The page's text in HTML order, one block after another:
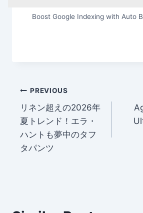
Boost Google Indexing with Auto
Post
navigation
PREVIOUS
リネン超えの2026年
夏トレンド！エラ・
ハントも夢中のタフ
タパンツ